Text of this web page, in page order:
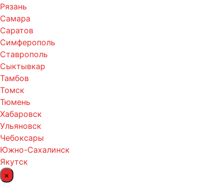
Рязань
Самара
Саратов
Симферополь
Ставрополь
Сыктывкар
Тамбов
Томск
Тюмень
Хабаровск
Ульяновск
Чебоксары
Южно-Сахалинск
Якутск
×